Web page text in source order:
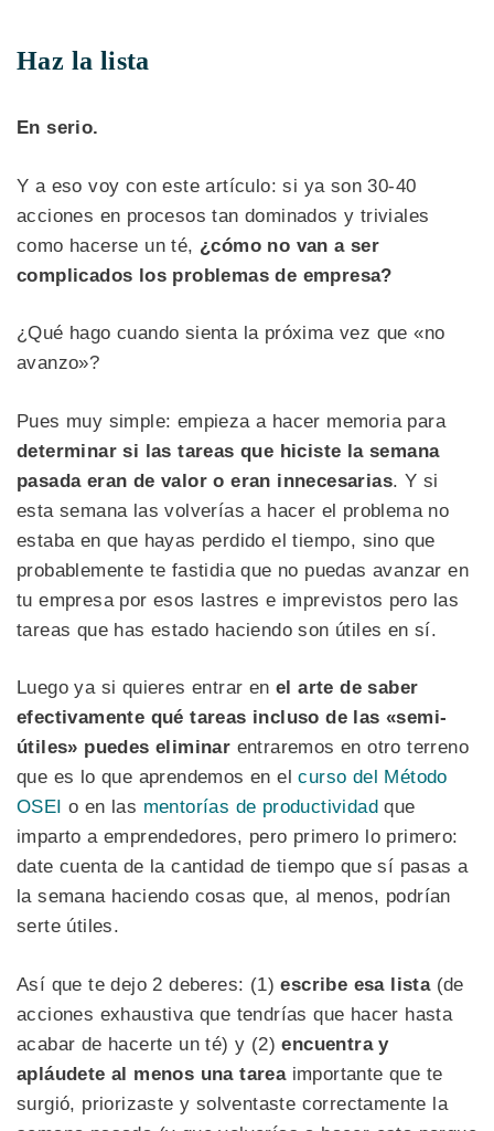
Haz la lista
En serio.
Y a eso voy con este artículo: si ya son 30-40
acciones en procesos tan dominados y triviales
como hacerse un té, ¿cómo no van a ser
complicados los problemas de empresa?
¿Qué hago cuando sienta la próxima vez que «no
avanzo»?
Pues muy simple: empieza a hacer memoria para
determinar si las tareas que hiciste la semana
pasada eran de valor o eran innecesarias. Y si
esta semana las volverías a hacer el problema no
estaba en que hayas perdido el tiempo, sino que
probablemente te fastidia que no puedas avanzar en
tu empresa por esos lastres e imprevistos pero las
tareas que has estado haciendo son útiles en sí.
Luego ya si quieres entrar en el arte de saber
efectivamente qué tareas incluso de las «semi-
útiles» puedes eliminar entraremos en otro terreno
que es lo que aprendemos en elcurso del Método
OSEI o en las mentorías de productividad que
imparto a emprendedores, pero primero lo primero:
date cuenta de la cantidad de tiempo que sí pasas a
la semana haciendo cosas que, al menos, podrían
serte útiles.
Así que te dejo 2 deberes: (1)escribe esa lista(de
acciones exhaustiva que tendrías que hacer hasta
acabar de hacerte un té) y (2)encuentra y
apláudete al menos una tareaimportante que te
surgió, priorizaste y solventaste correctamente la